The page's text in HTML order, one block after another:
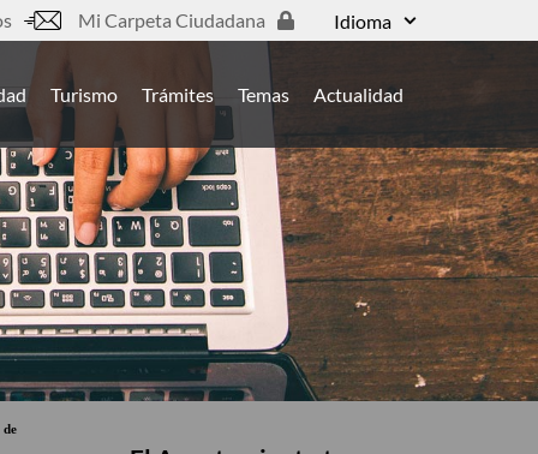
Mi Carpeta Ciudadana Idioma
Turismo Trámites Temas Actualidad
de